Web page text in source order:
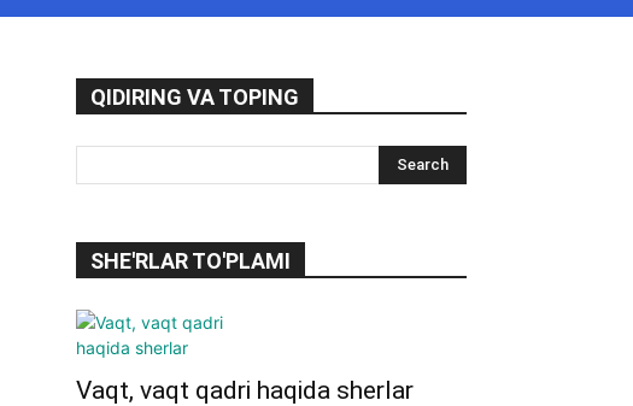
QIDIRING VA TOPING
SHE'RLAR TO'PLAMI
Vaqt, vaqt qadri haqida sherlar